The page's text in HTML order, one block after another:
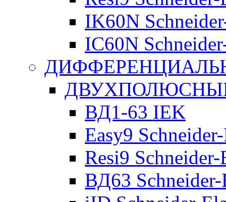
IK60N
IC60N
ВД1-63 IEK
Easy9
Resi9
ВД63